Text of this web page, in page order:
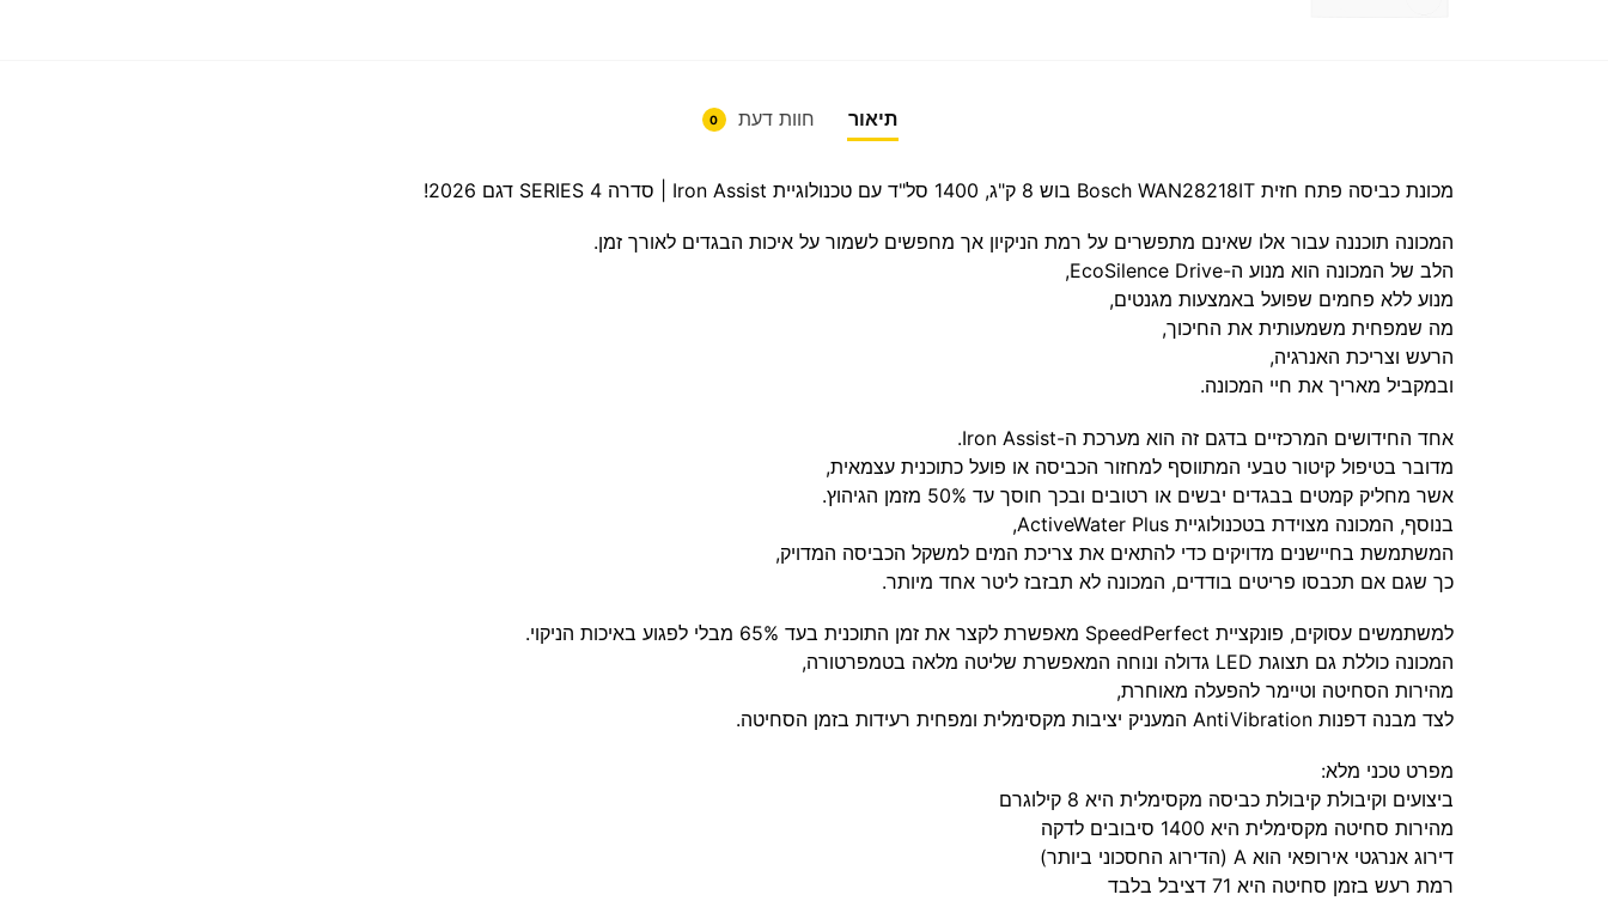
תיאור חוות דעת 0
מכונת כביסה פתח חזית Bosch WAN28218IT בוש 8 ק"ג, 1400 סל"ד עם טכנולוגיית Iron Assist | סדרה 4 SERIES דגם 2026!
המכונה תוכננה עבור אלו שאינם מתפשרים על רמת הניקיון אך מחפשים לשמור על איכות הבגדים לאורך זמן.
הלב של המכונה הוא מנוע ה-EcoSilence Drive
,
מנוע ללא פחמים שפועל באמצעות מגנטים,
מה שמפחית משמעותית את החיכוך,
הרעש וצריכת האנרגיה,
ובמקביל מאריך את חיי המכונה.
אחד החידושים המרכזיים בדגם זה הוא מערכת ה-Iron Assist
.
מדובר בטיפול קיטור טבעי המתווסף למחזור הכביסה או פועל כתוכנית עצמאית,
אשר מחליק קמטים בבגדים יבשים או רטובים ובכך חוסך עד 50% מזמן הגיהוץ.
בנוסף, המכונה מצוידת בטכנולוגיית ActiveWater Plus
,
המשתמשת בחיישנים מדויקים כדי להתאים את צריכת המים למשקל הכביסה המדויק,
כך שגם אם תכבסו פריטים בודדים, המכונה לא תבזבז ליטר אחד מיותר.
למשתמשים עסוקים, פונקציית SpeedPerfect מאפשרת לקצר את זמן התוכנית בעד 65% מבלי לפגוע באיכות הניקוי.
המכונה כוללת גם תצוגת LED גדולה ונוחה המאפשרת שליטה מלאה בטמפרטורה,
מהירות הסחיטה וטיימר להפעלה מאוחרת,
לצד מבנה דפנות AntiVibrationהמעניק יציבות מקסימלית ומפחית רעידות בזמן הסחיטה.
מפרט טכני מלא:
ביצועים וקיבולת קיבולת כביסה מקסימלית היא 8 קילוגרם
מהירות סחיטה מקסימלית היא 1400 סיבובים לדקה
דירוג אנרגטי אירופאי הוא A (הדירוג החסכוני ביותר)
רמת רעש בזמן סחיטה היא 71 דציבל בלבד